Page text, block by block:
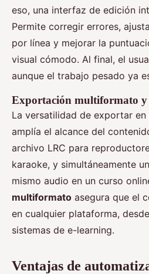
eso, una interfaz de edición
Permite corregir errores,
por línea y mejorar la
visual cómodo. Al final, el
aunque el trabajo pesado ya
Exportación multiformato
La versatilidad de exportar
amplía el alcance del
archivo LRC para
karaoke, y simultáneamente
mismo audio en un curso
multiformato asegura que el
en cualquier plataforma,
sistemas de e-learning.
Ventajas de